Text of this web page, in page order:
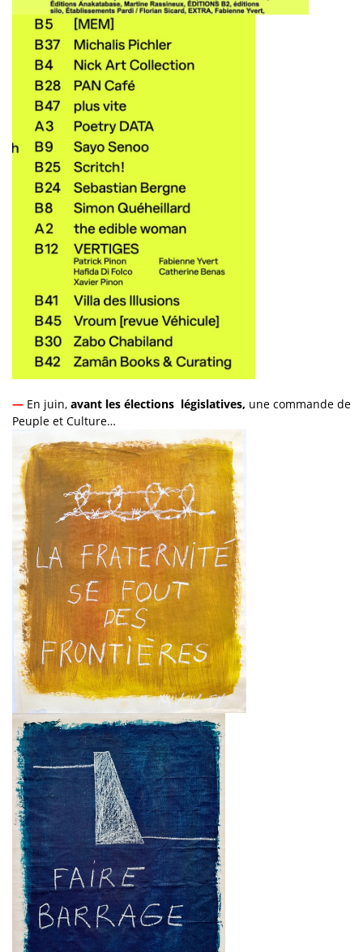
— En juin, avant les élections législatives, une commande de
Peuple et Culture…